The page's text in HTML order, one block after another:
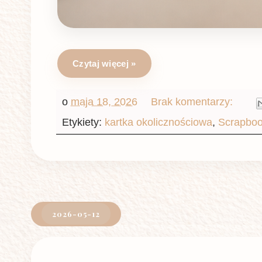
Czytaj więcej »
o maja 18, 2026
Brak komentarzy:
Etykiety: kartka okolicznościowa,
2026-05-12